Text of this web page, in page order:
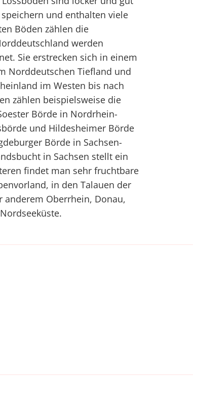
und enthalten viele
Böden zählen die
werden
Sie erstrecken sich in einem
Norddeutschen Tiefland und
im Westen bis nach
zählen beispielsweise die
Börde in Nordrhein-
und Hildesheimer Börde
Börde in Sachsen-
in Sachsen stellt ein
findet man sehr fruchtbare
in den Talauen der
anderem Oberrhein, Donau,